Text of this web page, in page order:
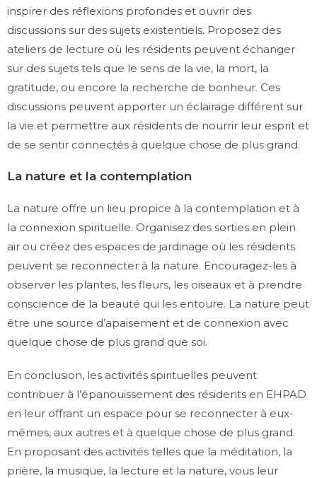
inspirer des réflexions profondes et ouvrir des
discussions sur des sujets existentiels. Proposez des
ateliers de lecture où les résidents peuvent échanger
sur des sujets tels que le sens de la vie, la mort, la
gratitude, ou encore la recherche de bonheur. Ces
discussions peuvent apporter un éclairage différent sur
la vie et permettre aux résidents de nourrir leur esprit et
de se sentir connectés à quelque chose de plus grand.
La nature et la contemplation
La nature offre un lieu propice à la contemplation et à
la connexion spirituelle. Organisez des sorties en plein
air ou créez des espaces de jardinage où les résidents
peuvent se reconnecter à la nature. Encouragez-les à
observer les plantes, les fleurs, les oiseaux et à prendre
conscience de la beauté qui les entoure. La nature peut
être une source d’apaisement et de connexion avec
quelque chose de plus grand que soi.
En conclusion, les activités spirituelles peuvent
contribuer à l’épanouissement des résidents en EHPAD
en leur offrant un espace pour se reconnecter à eux-
mêmes, aux autres et à quelque chose de plus grand.
En proposant des activités telles que la méditation, la
prière, la musique, la lecture et la nature, vous leur